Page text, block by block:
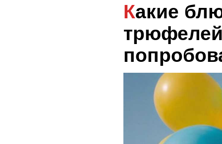
Какие блюда из